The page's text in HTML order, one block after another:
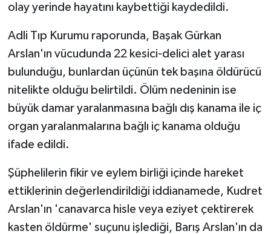
olay yerinde hayatını kaybettiği kaydedildi.
Adli Tıp Kurumu raporunda, Başak Gürkan
Arslan'ın vücudunda 22 kesici-delici alet yarası
bulunduğu, bunlardan üçünün tek başına öldürücü
nitelikte olduğu belirtildi. Ölüm nedeninin ise
büyük damar yaralanmasına bağlı dış kanama ile iç
organ yaralanmalarına bağlı iç kanama olduğu
ifade edildi.
Şüphelilerin fikir ve eylem birliği içinde hareket
ettiklerinin değerlendirildiği iddianamede, Kudret
Arslan'ın 'canavarca hisle veya eziyet çektirerek
kasten öldürme' suçunu işlediği, Barış Arslan'ın da